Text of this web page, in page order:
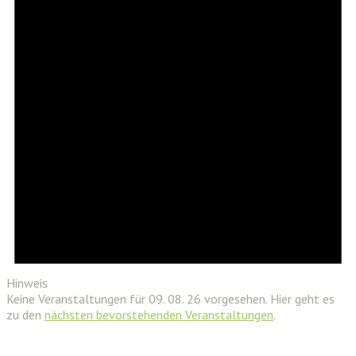
Hinweis
Keine Veranstaltungen für 09. 08. 26 vorgesehen. Hier geht es
zu den nächsten bevorstehenden Veranstaltungen.